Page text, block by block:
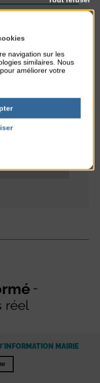
réel
MAIRIE
navigation sur les
similaires. Nous
améliorer votre